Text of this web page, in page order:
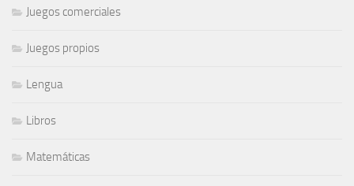
Juegos comerciales
Juegos propios
Lengua
Libros
Matemáticas